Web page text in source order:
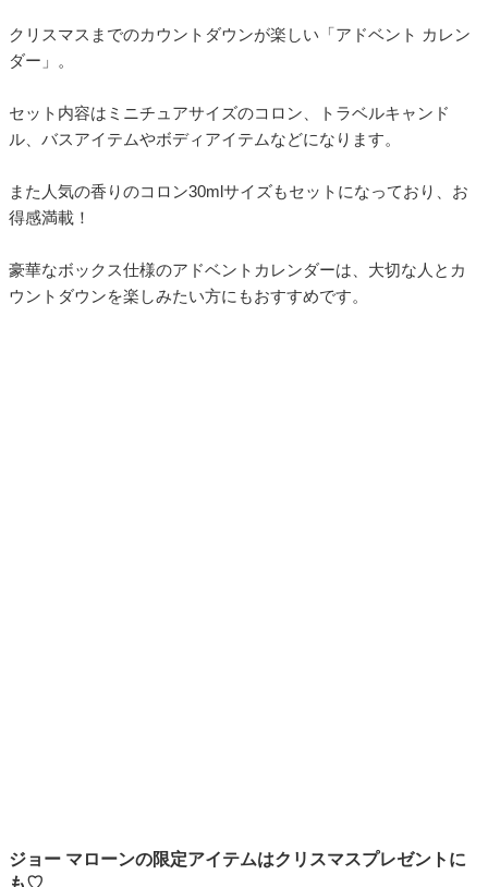
クリスマスまでのカウントダウンが楽しい「アドベント カレン
ダー」。
セット内容はミニチュアサイズのコロン、トラベルキャンド
ル、バスアイテムやボディアイテムなどになります。
また人気の香りのコロン30mlサイズもセットになっており、お
得感満載！
豪華なボックス仕様のアドベントカレンダーは、大切な人とカ
ウントダウンを楽しみたい方にもおすすめです。
ジョー マローンの限定アイテムはクリスマスプレゼントに
も♡